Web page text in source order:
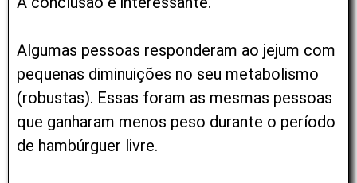
Algumas pessoas responderam ao jejum com
pequenas diminuições no seu metabolismo
(robustas). Essas foram as mesmas pessoas
que ganharam menos peso durante o período
de hambúrguer livre.